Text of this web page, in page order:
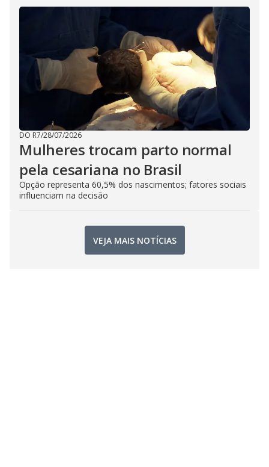
DO R7/28/07/2026
Mulheres trocam parto normal
pela cesariana no Brasil
Opção representa 60,5% dos nascimentos; fatores sociais
influenciam na decisão
VEJA MAIS NOTÍCIAS